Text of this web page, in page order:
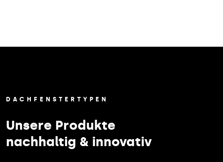
DACHFENSTERTYPEN
Unsere Produkte
nachhaltig & innovativ